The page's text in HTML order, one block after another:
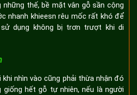
những thế, bề mặt vân gỗ sần cộng
nhanh khieesn rêu mốc rất khó để
dụng không bị trơn trượt khi di
nhìn vào cũng phải thừa nhận đó
hết gỗ tự nhiên, nếu là người